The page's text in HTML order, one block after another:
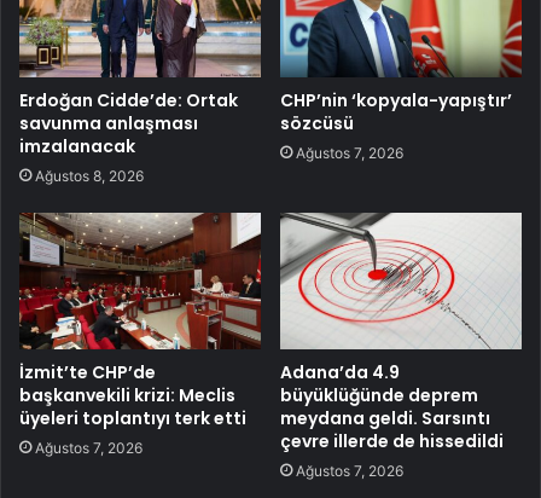
Erdoğan Cidde’de: Ortak
savunma anlaşması
imzalanacak
Ağustos 8, 2026
CHP’nin ‘kopyala-yapıştır’
sözcüsü
Ağustos 7, 2026
İzmit’te CHP’de
başkanvekili krizi: Meclis
üyeleri toplantıyı terk etti
Ağustos 7, 2026
Adana’da 4.9
büyüklüğünde deprem
meydana geldi. Sarsıntı
çevre illerde de hissedildi
Ağustos 7, 2026